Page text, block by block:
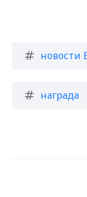
новости
награда